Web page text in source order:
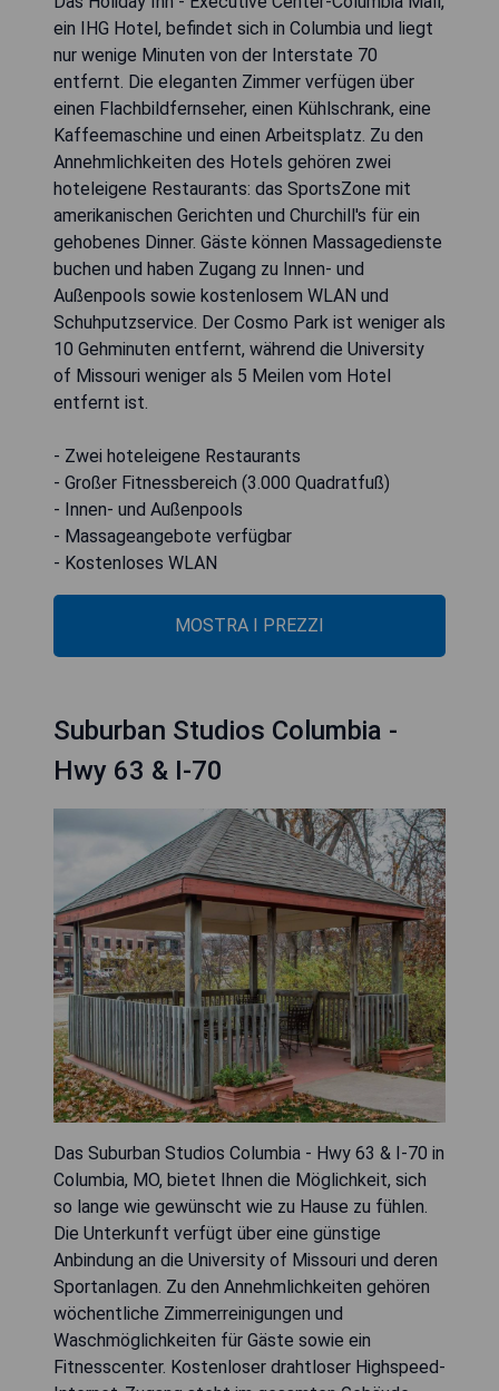
ein IHG Hotel, befindet sich in Columbia und liegt
nur wenige Minuten von der Interstate 70
entfernt. Die eleganten Zimmer verfügen über
einen Flachbildfernseher, einen Kühlschrank, eine
Kaffeemaschine und einen Arbeitsplatz. Zu den
Annehmlichkeiten des Hotels gehören zwei
hoteleigene Restaurants: das SportsZone mit
amerikanischen Gerichten und Churchill's für ein
gehobenes Dinner. Gäste können Massagedienste
buchen und haben Zugang zu Innen- und
Außenpools sowie kostenlosem WLAN und
Schuhputzservice. Der Cosmo Park ist weniger als
10 Gehminuten entfernt, während die University
of Missouri weniger als 5 Meilen vom Hotel
entfernt ist.
- Zwei hoteleigene Restaurants
- Großer Fitnessbereich (3.000 Quadratfuß)
- Innen- und Außenpools
- Massageangebote verfügbar
- Kostenloses WLAN
MOSTRA I PREZZI
Suburban Studios Columbia -
Hwy 63 & I-70
Das Suburban Studios Columbia - Hwy 63 & I-70 in
Columbia, MO, bietet Ihnen die Möglichkeit, sich
so lange wie gewünscht wie zu Hause zu fühlen.
Die Unterkunft verfügt über eine günstige
Anbindung an die University of Missouri und deren
Sportanlagen. Zu den Annehmlichkeiten gehören
wöchentliche Zimmerreinigungen und
Waschmöglichkeiten für Gäste sowie ein
Fitnesscenter. Kostenloser drahtloser Highspeed-